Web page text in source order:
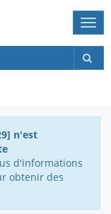
n'est
d'informations
obtenir des